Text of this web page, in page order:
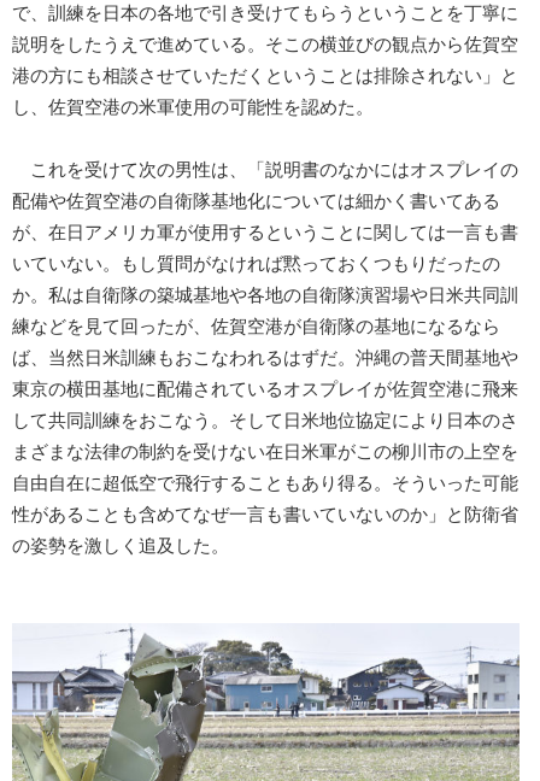
で、訓練を日本の各地で引き受けてもらうということを丁寧に
説明をしたうえで進めている。そこの横並びの観点から佐賀空
港の方にも相談させていただくということは排除されない」と
し、佐賀空港の米軍使用の可能性を認めた。
これを受けて次の男性は、「説明書のなかにはオスプレイの
配備や佐賀空港の自衛隊基地化については細かく書いてある
が、在日アメリカ軍が使用するということに関しては一言も書
いていない。もし質問がなければ黙っておくつもりだったの
か。私は自衛隊の築城基地や各地の自衛隊演習場や日米共同訓
練などを見て回ったが、佐賀空港が自衛隊の基地になるなら
ば、当然日米訓練もおこなわれるはずだ。沖縄の普天間基地や
東京の横田基地に配備されているオスプレイが佐賀空港に飛来
して共同訓練をおこなう。そして日米地位協定により日本のさ
まざまな法律の制約を受けない在日米軍がこの柳川市の上空を
自由自在に超低空で飛行することもあり得る。そういった可能
性があることも含めてなぜ一言も書いていないのか」と防衛省
の姿勢を激しく追及した。